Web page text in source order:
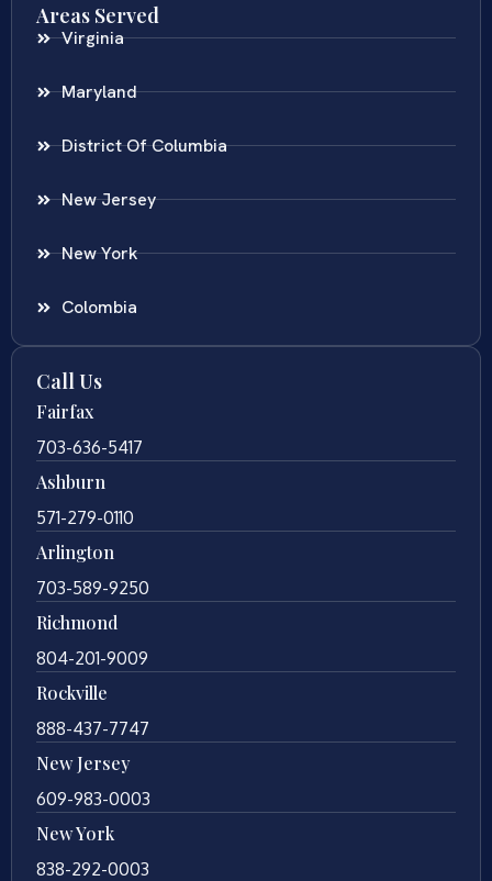
Areas Served
Virginia
Maryland
District Of Columbia
New Jersey
New York
Colombia
Call Us
Fairfax
703-636-5417
Ashburn
571-279-0110
Arlington
703-589-9250
Richmond
804-201-9009
Rockville
888-437-7747
New Jersey
609-983-0003
New York
838-292-0003